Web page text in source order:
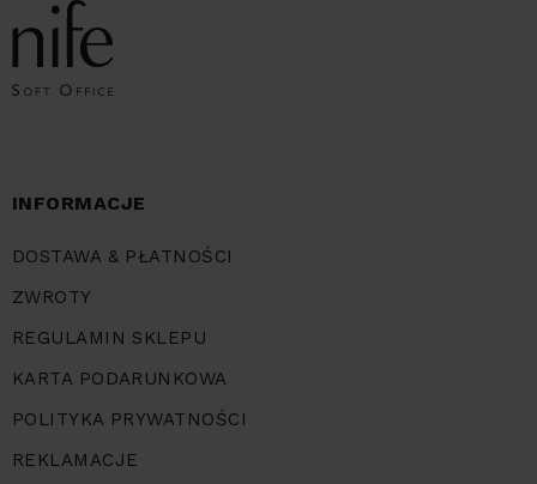
INFORMACJE
DOSTAWA & PŁATNOŚCI
ZWROTY
REGULAMIN SKLEPU
KARTA PODARUNKOWA
POLITYKA PRYWATNOŚCI
REKLAMACJE